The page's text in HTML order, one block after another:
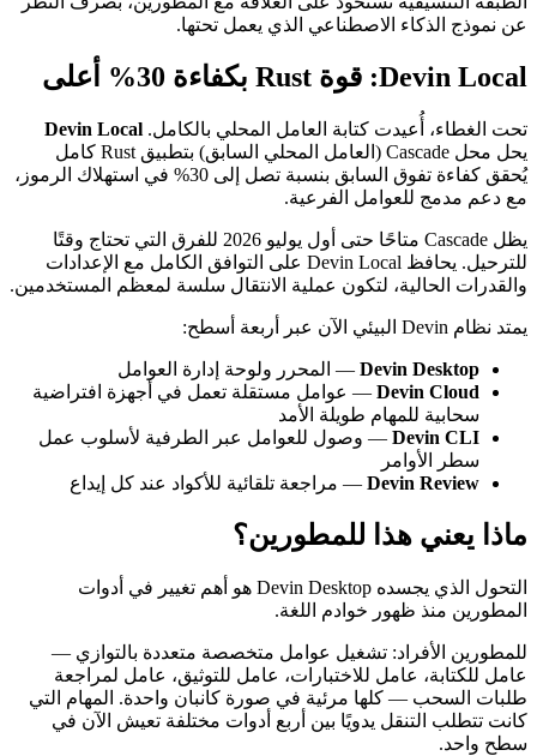
عن نموذج الذكاء الاصطناعي الذي يعمل تحتها.
Devin Local: قوة Rust بكفاءة 30% أعلى
تحت الغطاء، أُعيدت كتابة العامل المحلي بالكامل.Devin Local
يحل محل Cascade (العامل المحلي السابق) بتطبيق Rust كامل
يُحقق كفاءة تفوق السابق بنسبة تصل إلى 30% في استهلاك الرموز،
مع دعم مدمج للعوامل الفرعية.
يظل Cascade متاحًا حتى أول يوليو 2026 للفرق التي تحتاج وقتًا
للترحيل. يحافظ Devin Local على التوافق الكامل مع الإعدادات
والقدرات الحالية، لتكون عملية الانتقال سلسة لمعظم المستخدمين.
يمتد نظام Devin البيئي الآن عبر أربعة أسطح:
Devin Desktop— المحرر ولوحة إدارة العوامل
Devin Cloud— عوامل مستقلة تعمل في أجهزة افتراضية
سحابية للمهام طويلة الأمد
Devin CLI— وصول للعوامل عبر الطرفية لأسلوب عمل
سطر الأوامر
Devin Review— مراجعة تلقائية للأكواد عند كل إيداع
ماذا يعني هذا للمطورين؟
التحول الذي يجسده Devin Desktop هو أهم تغيير في أدوات
المطورين منذ ظهور خوادم اللغة.
للمطورين الأفراد: تشغيل عوامل متخصصة متعددة بالتوازي —
عامل للكتابة، عامل للاختبارات، عامل للتوثيق، عامل لمراجعة
طلبات السحب — كلها مرئية في صورة كانبان واحدة. المهام التي
كانت تتطلب التنقل يدويًا بين أربع أدوات مختلفة تعيش الآن في
سطح واحد.